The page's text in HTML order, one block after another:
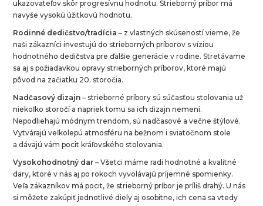
ukazovateľov skôr progresívnu hodnotu. Strieborný príbor má
navyše vysokú úžitkovú hodnotu.
Rodinné dedičstvo/tradícia– z vlastných skúseností vieme, že
naši zákazníci investujú do strieborných príborov s víziou
hodnotného dedičstva pre ďalšie generácie v rodine. Stretávame
sa aj s požiadavkou opravy strieborných príborov, ktoré majú
pôvod na začiatku 20. storočia.
Nadčasový dizajn – strieborné príbory sú súčasťou stolovania už
niekoľko storočí a napriek tomu sa ich dizajn nemení.
Nepodliehajú módnym trendom, sú nadčasové a večne štýlové.
Vytvárajú veľkolepú atmosféru na bežnom i sviatočnom stole
a dávajú vám pocit kráľovského stolovania.
Vysokohodnotný dar – Všetci máme radi hodnotné a kvalitné
dary, ktoré v nás aj po rokoch vyvolávajú príjemné spomienky.
Veľa zákazníkov má pocit, že strieborný príbor je príliš drahý. U nás
si môžete zakúpiť jednotlivé diely aj osobitne, ich cena sa vtedy